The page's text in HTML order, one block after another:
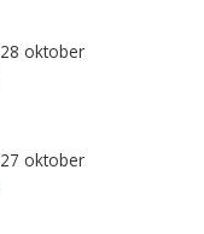
28 oktober
27 oktober